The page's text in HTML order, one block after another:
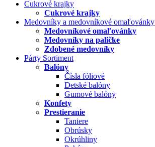
Cukrové krajky
Cukrové krajky
Medovníky a medovníkové omaľovánky
Medovníkové omaľovánky
Medovníky na paličke
Zdobené medovníky
Párty Sortiment
Balóny
Čísla fóliové
Detské balóny
Gumové balóny
Konfety
Prestieranie
Taniere
Obrúsky
Okrúhliny